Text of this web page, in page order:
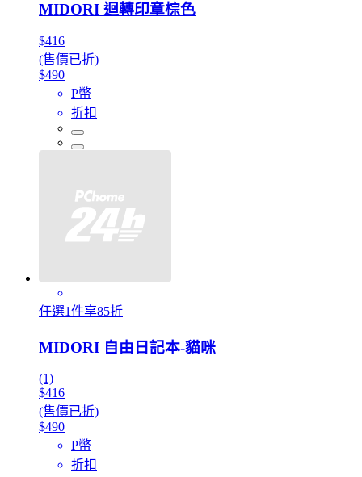
MIDORI 迴轉印章棕色
$416
(售價已折)
$490
P幣
折扣
任選1件享85折
MIDORI 自由日記本-貓咪
(1)
$416
(售價已折)
$490
P幣
折扣